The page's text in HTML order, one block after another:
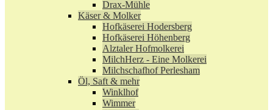
Drax-Mühle
Käser & Molker
Hofkäserei Hodersberg
Hofkäserei Höhenberg
Alztaler Hofmolkerei
MilchHerz - Eine Molkerei
Milchschafhof Perlesham
Öl, Saft & mehr
Winklhof
Wimmer